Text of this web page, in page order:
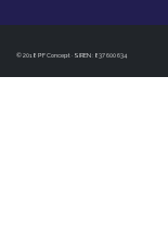
© 2018 PF Concept · SIREN : 837 600 634